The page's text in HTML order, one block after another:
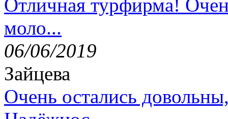
Отличная турфирма!
моло...
06/06/2019
Зайцева
Очень остались